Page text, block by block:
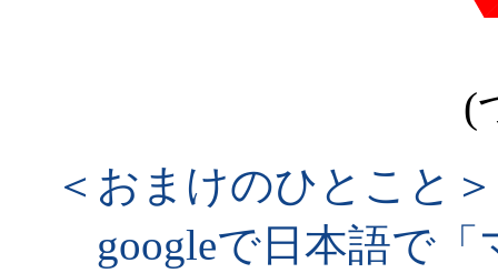
(
＜おまけのひとこと＞
googleで日本語で